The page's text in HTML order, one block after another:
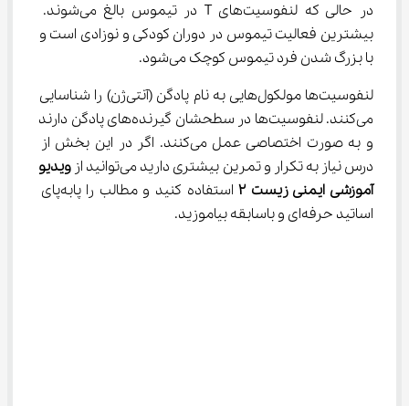
در حالی که لنفوسیت‌های T در تیموس بالغ می‌شوند.
بیشترین فعالیت تیموس در دوران کودکی و نوزادی است و
با بزرگ شدن فرد تیموس کوچک می‌شود.
لنفوسیت‌ها مولکول‌هایی به نام پادگن (آنتی‌ژن) را شناسایی
می‌کنند. لنفوسیت‌ها در سطحشان گیرنده‌های پادگن دارند
و به صورت اختصاصی عمل می‌کنند. اگر در این بخش از
درس نیاز به تکرار و تمرین بیشتری دارید می‌توانید از
ویدیو
آموزشی ایمنی زیست ۲
استفاده کنید و مطالب را پابه‌پای
اساتید حرفه‌ای و باسابقه بیاموزید.